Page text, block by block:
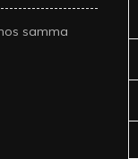
samma